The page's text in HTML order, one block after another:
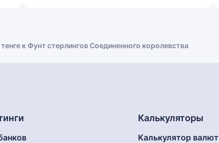
к Фунт стерлингов Соединенного королевства
Калькуляторы
Калькулятор валют